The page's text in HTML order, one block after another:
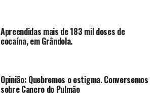
Apreendidas mais de 183 mil doses de
cocaína, em Grândola.
Opinião: Quebremos o estigma. Conversemos
sobre Cancro do Pulmão